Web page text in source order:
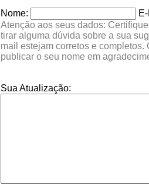
Nome:
Atenção aos seus dados:
tirar alguma dúvida sobre a sua
mail estejam corretos e
publicar o seu nome em
Sua Atualização: